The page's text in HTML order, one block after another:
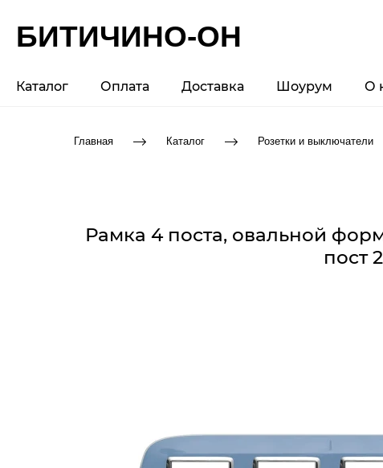
БИТИЧИНО-ОН
Каталог Оплата Доставка Шоурум О
Главная Каталог Розетки и выключатели
Рамка 4 поста, овальной
пост